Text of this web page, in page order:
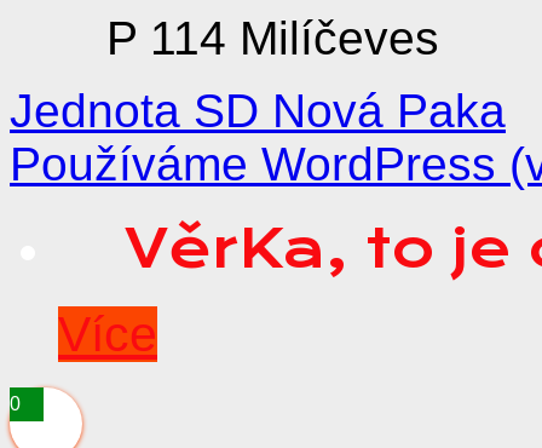
P 114 Milíčeves
Jednota SD Nová Paka
Používáme WordPress
VěrKa, to je
Více
0